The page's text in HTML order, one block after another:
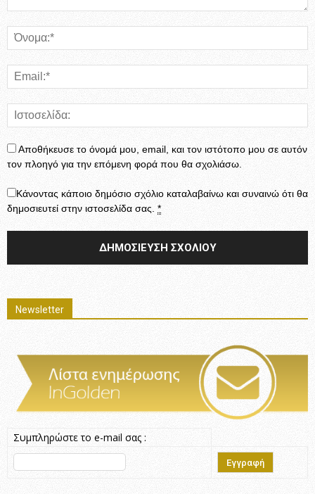
Αποθήκευσε το όνομά μου, email, και τον ιστότοπο μου σε αυτόν
τον πλοηγό για την επόμενη φορά που θα σχολιάσω.
Κάνοντας κάποιο δημόσιο σχόλιο καταλαβαίνω και συναινώ ότι θα
δημοσιευτεί στην ιστοσελίδα σας. *
Newsletter
Συμπληρώστε το e-mail σας :